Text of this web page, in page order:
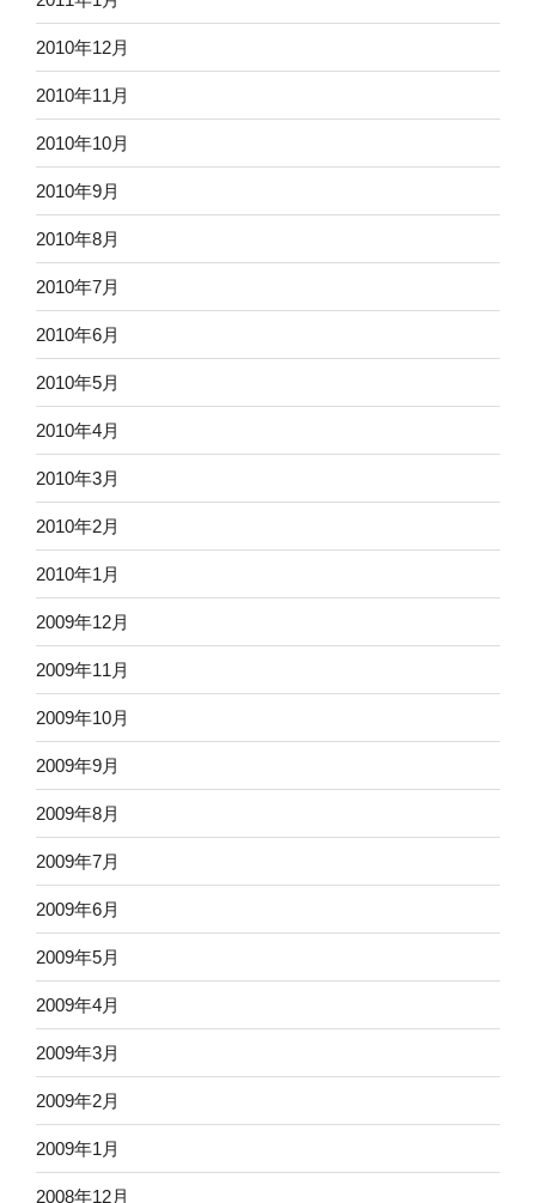
2010年12月
2010年11月
2010年10月
2010年9月
2010年8月
2010年7月
2010年6月
2010年5月
2010年4月
2010年3月
2010年2月
2010年1月
2009年12月
2009年11月
2009年10月
2009年9月
2009年8月
2009年7月
2009年6月
2009年5月
2009年4月
2009年3月
2009年2月
2009年1月
2008年12月